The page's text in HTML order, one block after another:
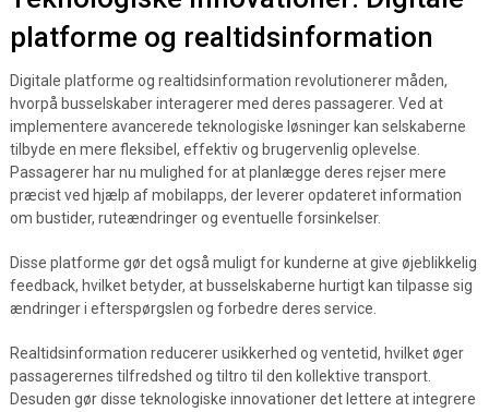
platforme og realtidsinformation
Digitale platforme og realtidsinformation revolutionerer måden,
hvorpå busselskaber interagerer med deres passagerer. Ved at
implementere avancerede teknologiske løsninger kan selskaberne
tilbyde en mere fleksibel, effektiv og brugervenlig oplevelse.
Passagerer har nu mulighed for at planlægge deres rejser mere
præcist ved hjælp af mobilapps, der leverer opdateret information
om bustider, ruteændringer og eventuelle forsinkelser.
Disse platforme gør det også muligt for kunderne at give øjeblikkelig
feedback, hvilket betyder, at busselskaberne hurtigt kan tilpasse sig
ændringer i efterspørgslen og forbedre deres service.
Realtidsinformation reducerer usikkerhed og ventetid, hvilket øger
passagerernes tilfredshed og tiltro til den kollektive transport.
Desuden gør disse teknologiske innovationer det lettere at integrere